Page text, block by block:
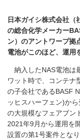
日本ガイシ株式会社（
の総合化学メーカー
ン）のアントワープ拠
電池がこのほど、運用
納入したNAS電池は
ワット時で、コンテナ
の子会社であるBASF
ッヒスハーフェン)か
の大規模なフェアブン
2021年9月から運用を
設置の第1号案件となり